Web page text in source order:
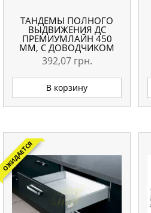
ТАНДЕМЫ ПОЛНОГО
ВЫДВИЖЕНИЯ ДС
ПРЕМИУМЛАЙН 450
ММ, С ДОВОДЧИКОМ
CLIP-ON
392,07 грн.
В корзину
ОЖИДАЕТСЯ